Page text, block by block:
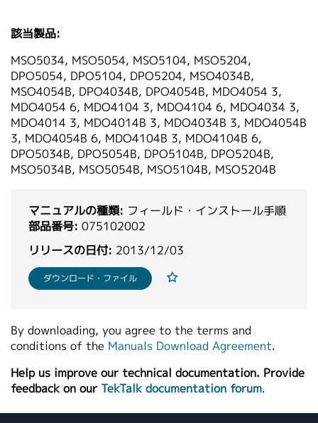
简体中文
日本語
韓国語
繁體中文
該当製品:
MSO5034, MSO5054, MSO5104, MSO5204,
DPO5054, DPO5104, DPO5204, MSO4034B,
MSO4054B, DPO4034B, DPO4054B, MDO4054 3,
MDO4054 6, MDO4104 3, MDO4104 6, MDO4034 3,
MDO4014 3, MDO4014B 3, MDO4034B 3, MDO4054B
3, MDO4054B 6, MDO4104B 3, MDO4104B 6,
DPO5034B, DPO5054B, DPO5104B, DPO5204B,
MSO5034B, MSO5054B, MSO5104B, MSO5204B
マニュアルの種類: フィールド・インストール手順
部品番号: 075102002
リリースの日付: 2013/12/03
ダウンロード・ファイル
By downloading, you agree to the terms and
conditions of the Manuals Download Agreement.
Help us improve our technical documentation. Provide
feedback on our TekTalk documentation forum.